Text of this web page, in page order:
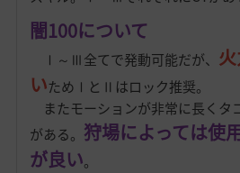
闇100について
Ⅰ～Ⅲ全てで発動可能だが、
いためⅠとⅡはロック推奨。
またモーションが非常に長くタ
がある。 狩場によっては使
が良い。